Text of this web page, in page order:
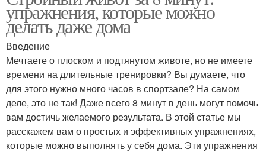
упражнения, которые можно
делать даже дома
Введение
Мечтаете о плоском и подтянутом животе, но не имеете
времени на длительные тренировки? Вы думаете, что
для этого нужно много часов в спортзале? На самом
деле, это не так! Даже всего 8 минут в день могут помочь
вам достичь желаемого результата. В этой статье мы
расскажем вам о простых и эффективных упражнениях,
которые можно выполнять у себя дома. Эти упражнения